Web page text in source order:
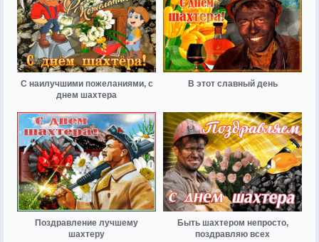
С наилучшими пожеланиями, с
днем шахтера
В этот славный день
Поздравление лучшему
шахтеру
Быть шахтером непросто,
поздравляю всех